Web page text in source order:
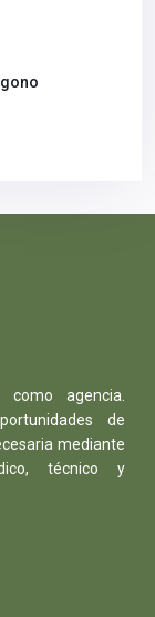
agencia.
de
mediante
técnico y